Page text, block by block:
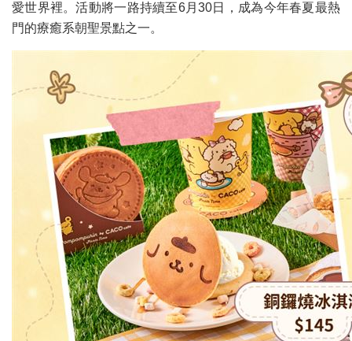
愛世界裡。活動將一路持續至6月30日，成為今年春夏最熱
門的療癒系朝聖景點之一。